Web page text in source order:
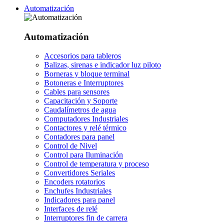
Automatización
Automatización
Accesorios para tableros
Balizas, sirenas e indicador luz piloto
Borneras y bloque terminal
Botoneras e Interruptores
Cables para sensores
Capacitación y Soporte
Caudalímetros de agua
Computadores Industriales
Contactores y relé térmico
Contadores para panel
Control de Nivel
Control para Iluminación
Control de temperatura y proceso
Convertidores Seriales
Encoders rotatorios
Enchufes Industriales
Indicadores para panel
Interfaces de relé
Interruptores fin de carrera